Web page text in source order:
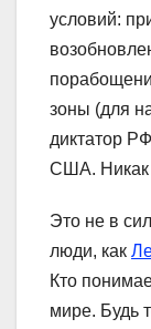
условий:
зоны (для
диктатор
США. Никак
Это не в
люди, как
Кто
мире. Будь